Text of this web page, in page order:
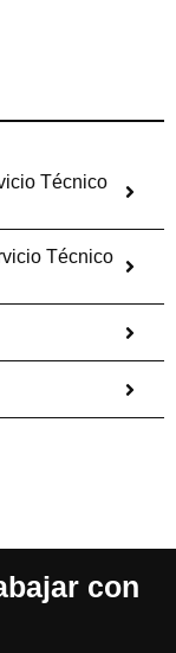
Técnico
Técnico
con